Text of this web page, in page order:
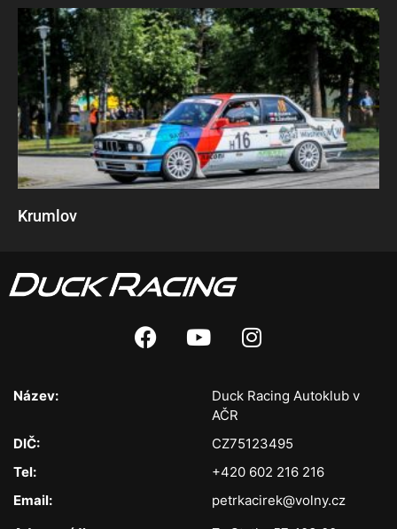
Krumlov
Název:
Duck Racing Autoklub v
AČR
DIČ:
CZ75123495
Tel:
+420 602 216 216
Email:
petrkacirek@volny.cz